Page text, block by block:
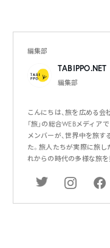
編集部
TABIPPO.NET
編集部
こんにちは、旅を広める
「旅」の総合WEBメディ
メンバーが、世界中を旅
た。旅人たちが実際に旅し
れからの時代の多様な旅を